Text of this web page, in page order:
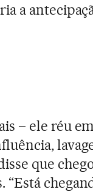
a
– ele réu
que
“Está